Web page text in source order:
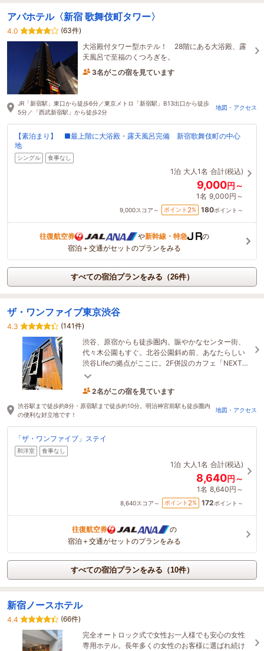
アパホテル〈新宿 歌舞伎町タワー〉
4.0
(63件)
大浴殿付タワー型ホテル！ 28階にある大浴殿、露
天風呂で至福のくつろぎを。
3名がこの宿を見ています
JR「新宿駅」東口から徒歩6分／東京メトロ「新宿駅」B13出口から徒歩
5分／「西武新宿駅」から徒歩2分
地図・アクセス
【素泊まり】 ■最上階に大浴殿・露天風呂完備 新宿歌舞伎町の中心
地
シングル 食事なし
1泊 大人1名 合計(税込)
9,000円～
1名 9,000円～
9,000スコア～ ポイント 2% 180ポイント～
往復航空券 や新幹線・特急
の
宿泊＋交通がセットのプランをみる
すべての宿泊プランをみる（26件）
ザ・ワンファイブ東京渋谷
4.3
(141件)
渋谷、原宿からも徒歩圏内。賑やかなセンター街、
代々木公園もすぐ。北谷公園斜め前、あなたらしい
渋谷Lifeの拠点がここに。2F併設のカフェ「NEXT
DOOR」では焼き立てパニーニやスイーツが召し上
2名がこの宿を見ています
3時間前に予約されました
渋谷駅まで徒歩約8分・原宿駅まで徒歩約10分。明治神宮前駅も徒歩圏内
の便利な好立地です！
地図・アクセス
「ザ・ワンファイブ」ステイ
和洋室 食事なし
1泊 大人1名 合計(税込)
8,640円～
1名 8,640円～
8,640スコア～ ポイント 2% 172ポイント～
往復航空券
の
宿泊＋交通がセットのプランをみる
すべての宿泊プランをみる（10件）
新宿ノースホテル
4.4
(66件)
完全オートロック式で女性お一人様でも安心の女性
専用ホテル。長年多くの女性のお客様に選ばれ続け